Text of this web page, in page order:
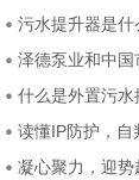
泽德泵业和中
读懂IP防护，自